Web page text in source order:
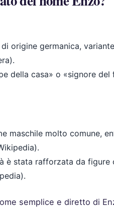
origine germanica,
della casa» o «signore del
maschile molto comune,
è stata rafforzata da figure
semplice e diretto di